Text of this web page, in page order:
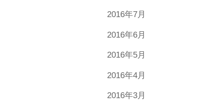
2016年7月
2016年6月
2016年5月
2016年4月
2016年3月